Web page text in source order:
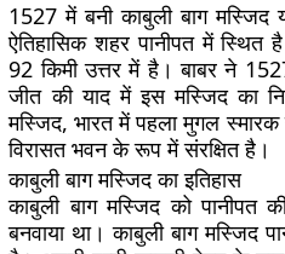
1527 में बनी काबुली बाग
ऐतिहासिक शहर पानीपत में स्थित
92 किमी उत्तर में है। बाबर ने
जीत की याद में इस मस्जिद का
मस्जिद, भारत में पहला मुगल
विरासत भवन के रूप में संरक्षित है।
काबुली बाग मस्जिद का इतिहास
काबुली बाग मस्जिद को पानीपत
बनवाया था। काबुली बाग मस्जिद